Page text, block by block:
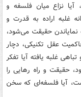
نزاع میان فلسفه و
غلبه اراده به قدرت و
نمایاندن حقیقت می‌شود،
عقل تکنیکی، دچار
غلبه یافته آیا تفکر
حقیقت و راه رهایی را
است، آیا فلسفه‌ای که سخن